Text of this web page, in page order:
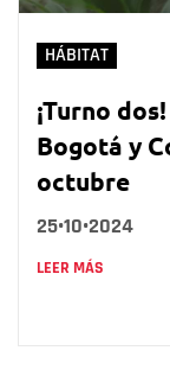
HÁBITAT
¡Turno
Bogotá y
octubre
25•10•2024
LEER MÁS